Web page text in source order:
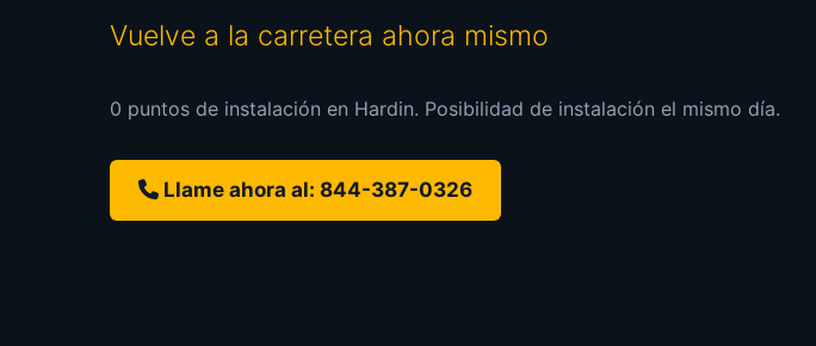
Vuelve a la carretera ahora mismo
0 puntos de instalación en Hardin. Posibilidad de instalación el mismo día.
Llame ahora al: 844-387-0326